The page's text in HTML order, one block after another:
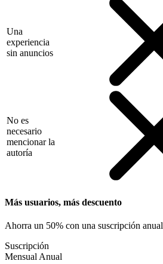
Una
experiencia
sin anuncios
No es
necesario
mencionar la
autoría
Más usuarios, más descuento
Ahorra un 50% con una suscripción anual
Suscripción
Mensual Anual